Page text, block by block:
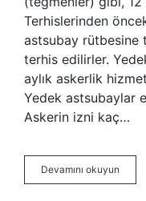
Terhislerinden
astsubay
terhis edilirler.
aylık askerlik
Yedek astsubaylar
Askerin izni kaç…
Devamını okuyun
Yıllık